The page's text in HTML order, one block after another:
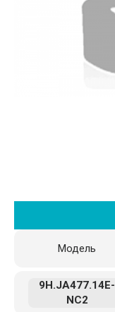
Модель
9H.JA477.14E-
NC2